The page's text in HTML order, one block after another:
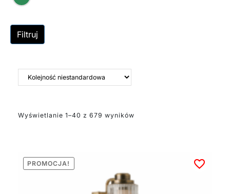
pomieszczeniach.
Nowoczesne kinkiety do
źródło światła, jak i
Filtruj
Wyświetlanie 1–40 z 679 wyników
PROMOCJA!